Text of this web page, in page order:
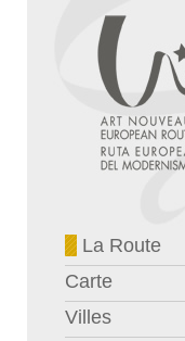
La Route
Carte
Villes